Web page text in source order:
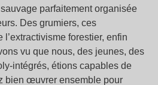
parfaitement organisée
Des grumiers, ces
forestier, enfin
vu que nous, des jeunes, des
intégrés, étions capables de
bien œuvrer ensemble pour